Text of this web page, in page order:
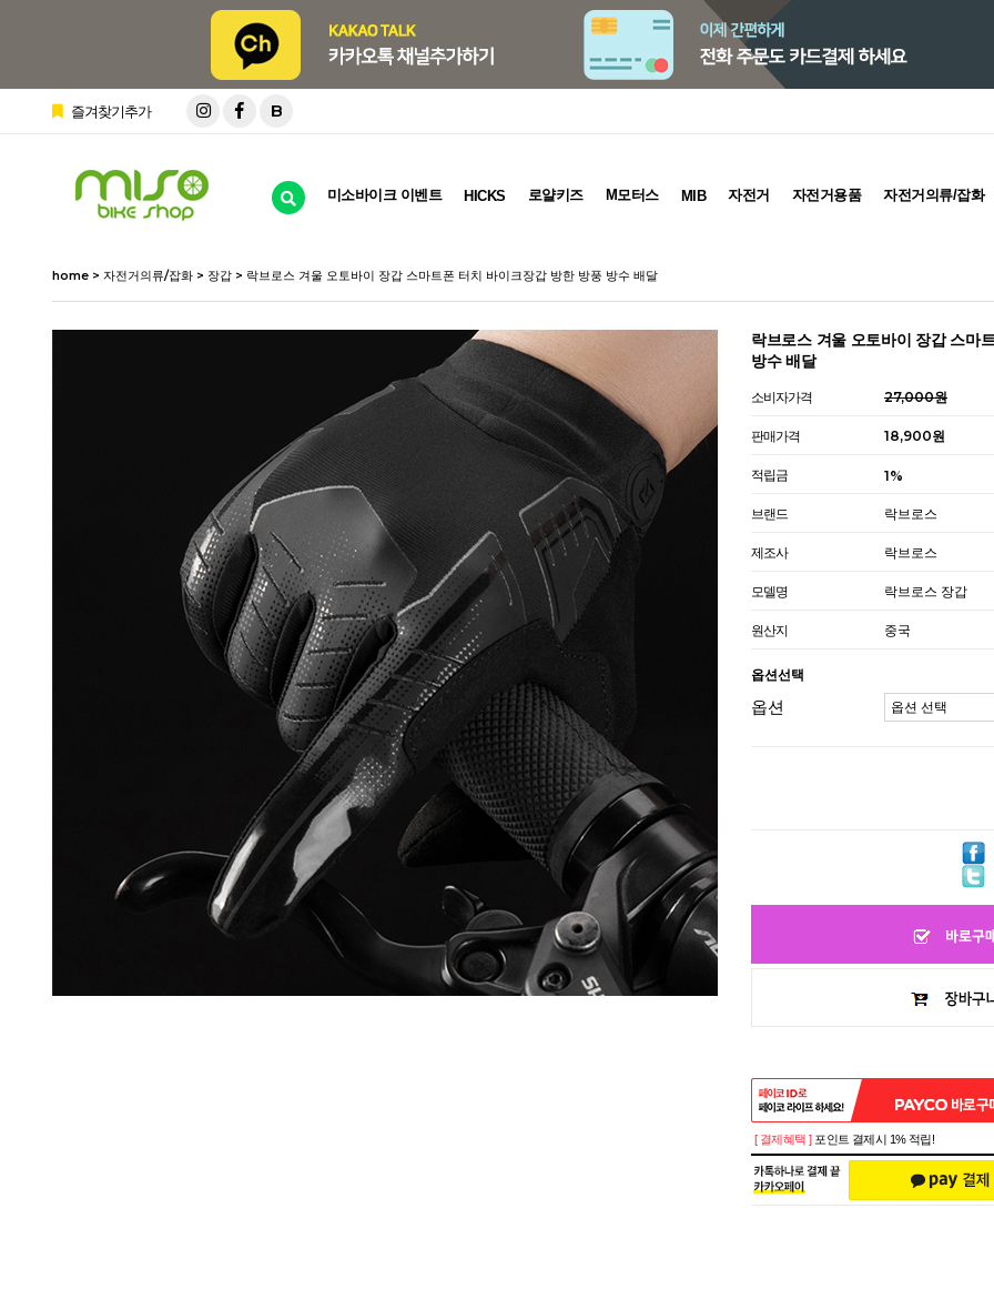
즐겨찾기추가 B
미소바이크 이벤트 HICKS 로얄키즈 M모터스 MIB 자전거 자전거용품 자전거의류/잡화
home > 자전거의류/잡화 > 장갑 > 락브로스 겨울 오토바이 장갑 스마트폰 터치 바이크장갑 방한 방풍 방수 배달
락브로스 겨울 오토바이 장갑 스마
방수 배달
소비자가격 27,000원
판매가격 18,900원
적립금 1%
브랜드 락브로스
제조사 락브로스
모델명 락브로스 장갑
원산지 중국
옵션선택
옵션
[ 결제혜택 ] 포인트 결제시 1% 적립!